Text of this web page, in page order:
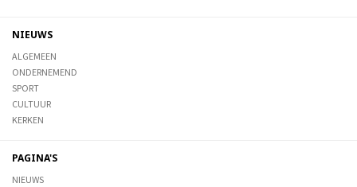
NIEUWS
ALGEMEEN
ONDERNEMEND
SPORT
CULTUUR
KERKEN
PAGINA'S
NIEUWS